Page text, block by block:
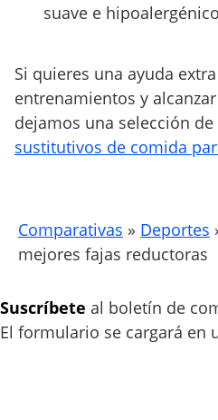
suave e
Si quieres una ayuda
entrenamientos y
dejamos una selección de
sustitutivos de comida
Comparativas » Deportes
mejores fajas reductoras
Suscríbete al boletín de
El formulario se cargará en